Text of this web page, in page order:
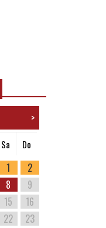
>
Sa Do
1
2
8
9
15
16
22
23